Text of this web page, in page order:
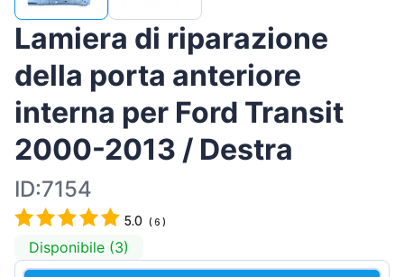
Lamiera di riparazione
della porta anteriore
interna per Ford Transit
2000-2013 / Destra
ID:7154
5.0 (6 )
Disponibile (3)